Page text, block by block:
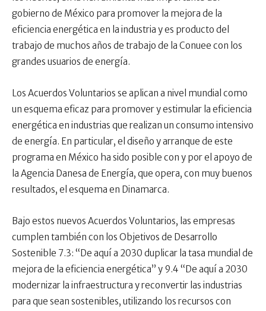
gobierno de México para promover la mejora de la
eficiencia energética en la industria y es producto del
trabajo de muchos años de trabajo de la Conuee con los
grandes usuarios de energía.
Los Acuerdos Voluntarios se aplican a nivel mundial como
un esquema eficaz para promover y estimular la eficiencia
energética en industrias que realizan un consumo intensivo
de energía. En particular, el diseño y arranque de este
programa en México ha sido posible con y por el apoyo de
la Agencia Danesa de Energía, que opera, con muy buenos
resultados, el esquema en Dinamarca.
Bajo estos nuevos Acuerdos Voluntarios, las empresas
cumplen también con los Objetivos de Desarrollo
Sostenible 7.3: “De aquí a 2030 duplicar la tasa mundial de
mejora de la eficiencia energética” y 9.4 “De aquí a 2030
modernizar la infraestructura y reconvertir las industrias
para que sean sostenibles, utilizando los recursos con